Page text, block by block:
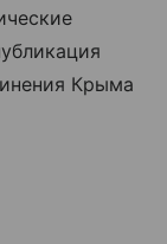
Крыма